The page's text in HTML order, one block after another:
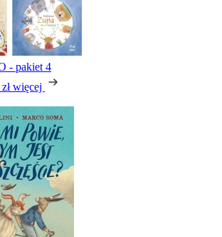
- pakiet 4
więcej